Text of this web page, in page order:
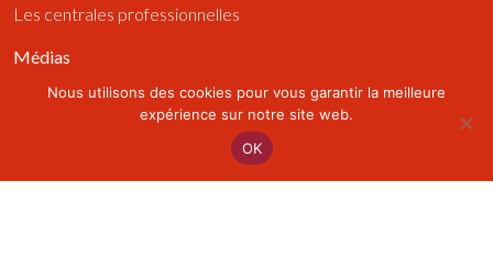
Les centrales professionnelles
Médias
Publications
Nous utilisons des cookies pour vous garantir la meilleure
expérience sur notre site web.
OK